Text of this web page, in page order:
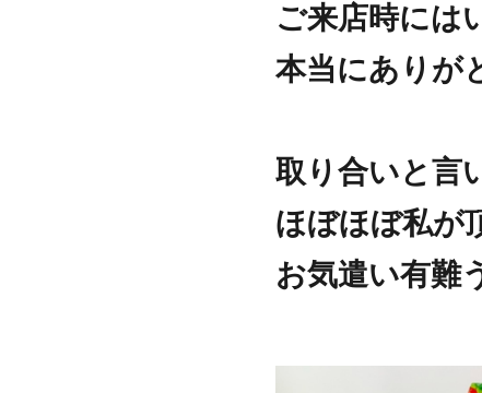
ご来店時には
本当にありが
取り合いと言
ほぼほぼ私が
お気遣い有難